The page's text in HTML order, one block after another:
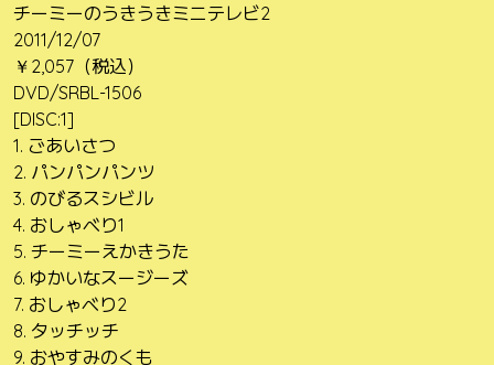
チーミーのうきうきミニテレビ2
2011/12/07
￥2,057（税込）
DVD/SRBL-1506
[DISC:1]
1. ごあいさつ
2. パンパンパンツ
3. のびるスシビル
4. おしゃべり1
5. チーミーえかきうた
6. ゆかいなスージーズ
7. おしゃべり2
8. タッチッチ
9. おやすみのくも